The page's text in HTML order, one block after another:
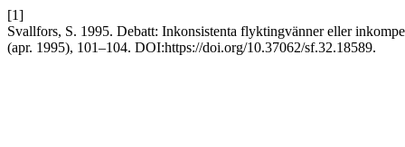
[1]
Svallfors, S. 1995. Debatt: Inkonsistenta flyktingvänner eller
(apr. 1995), 101–104. DOI:https://doi.org/10.37062/sf.32.18589.